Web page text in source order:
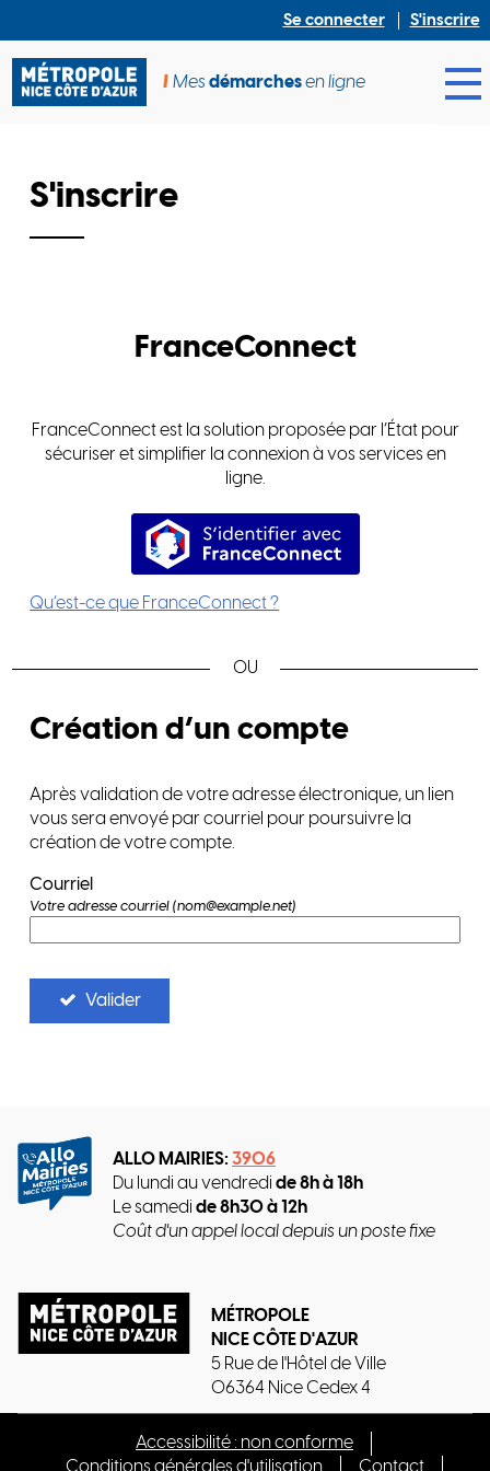
Se connecter S'inscrire
Mesdémarchesen ligne
S'inscrire
FranceConnect
FranceConnect est la solution proposée par l’État pour
sécuriser et simplifier la connexion à vos services en
ligne.
S’identifier avec
Qu’est-ce que FranceConnect ?
Création d’un compte
Après validation de votre adresse électronique, un lien
vous sera envoyé par courriel pour poursuivre la
création de votre compte.
Courriel
Votre adresse courriel (nom@example.net)
Valider
ALLO MAIRIES: 3906
Du lundi au vendredi de 8h à 18h
Le samedi de 8h30 à 12h
Coût d'un appel local depuis un poste fixe
MÉTROPOLE
NICE CÔTE D'AZUR
5 Rue de l'Hôtel de Ville
06364 Nice Cedex 4
Accessibilité : non conforme
Conditions générales d'utilisation
Contact